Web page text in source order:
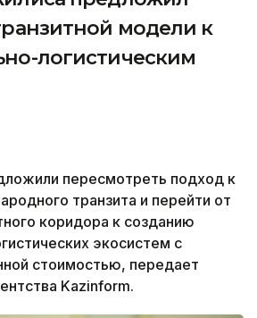
модели к
логистическим
пересмотреть подход к
транзита и перейти от
коридора к созданию
экосистем с
стоимостью, передает
Kazinform.